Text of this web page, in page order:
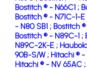
Bostitch ® - N66C1 ;
Bostitch ® - N71C-1-E
- N80 SB1 ; Bostitch
Bostitch ® - N89C-1 ;
N89C-2K-E ;
90B-S/W ; Hitachi ® -
Hitachi ® - NV 65AC ;